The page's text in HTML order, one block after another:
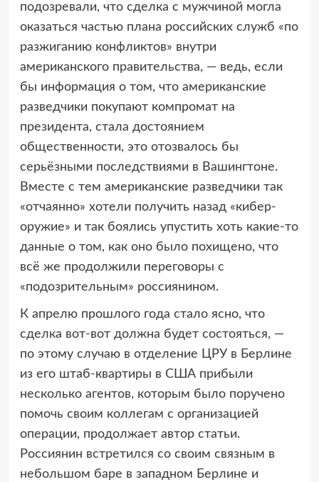
подозревали, что сделка с мужчиной могла
оказаться частью плана российских служб «по
разжиганию конфликтов» внутри
американского правительства, — ведь, если
бы информация о том, что американские
разведчики покупают компромат на
президента, стала достоянием
общественности, это отозвалось бы
серьёзными последствиями в Вашингтоне.
Вместе с тем американские разведчики так
«отчаянно» хотели получить назад «кибер-
оружие» и так боялись упустить хоть какие-то
данные о том, как оно было похищено, что
всё же продолжили переговоры с
«подозрительным» россиянином.
К апрелю прошлого года стало ясно, что
сделка вот-вот должна будет состояться, —
по этому случаю в отделение ЦРУ в Берлине
из его штаб-квартиры в США прибыли
несколько агентов, которым было поручено
помочь своим коллегам с организацией
операции, продолжает автор статьи.
Россиянин встретился со своим связным в
небольшом баре в западном Берлине и